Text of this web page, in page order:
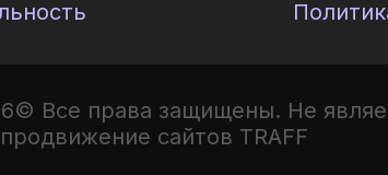
© Все права защищены. Не
сайтов TRAFF